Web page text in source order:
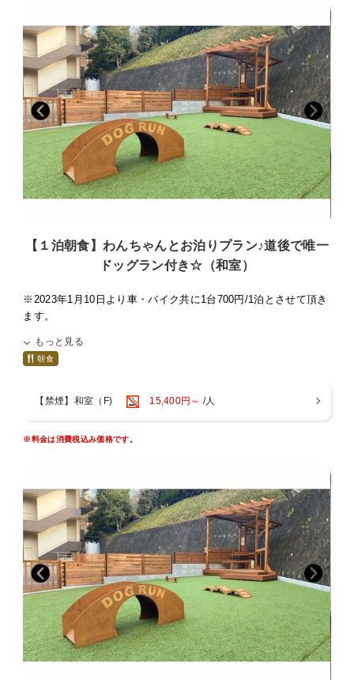
・食器
・足ふきタオル
○わんちゃん用無料貸し出し
・ペットカート４台(ご予約は出来ません。貸し出しは先着順に
なります。)
・オリジナルわんちゃん用浴衣
【ご夕食】ひめ御膳
○18:00〜21:00（最終スタート19:30）
〇レストラン会場で召し上がって頂きます。
〇7:00〜9:00(最終スタート8:30)
〇食堂で召し上がって頂きます。
ートに乗っていただきます。）
一般のお客様もいらっしゃいますのでご配慮をお願い致します。
わんちゃんの無駄吠え、他のお客様への迷惑行為等がございまし
たら、お部屋やお車にてお留守番して頂くようになります。
願い致します。
■わんちゃんについて■
必ず「宿泊同意書」をお読み頂き、記載された滞在条件・注意事項に
同意していただます。
お客様のご自宅に宿泊同意書を送らせていただきますので必要事項を
ご記入の上
①宿泊同意書
②狂犬病予防注射済証のコピー
③ワクチン注射の接種証明書
以上3枚を宿泊日の当日までにホテル宛て(089-931-3301)にFAXして
いただくか郵送をお願い致します。
※宿泊同意書を送らせていただくご住所をお知らせ下さい。
です。
○わんちゃん用アメニティ
・ペットカート４台(ご予約は出来ません。貸し出しは先着順になりま
【ご夕食】ひめ御膳
○18:00〜21:00（最終スタート19：30）
〇レストラン会場で召し上がって頂きます。
【ご朝食】和定食
〇7:00〜9:00(最終スタート8:30)
〇食堂で召し上がって頂きます。
お食事会場にわんちゃんを連れてきていただけます。（ペットカート
に乗っていただきます。）
一般のお客様もいらっしゃいますので、ご配慮をお願い致します。
わんちゃんの無駄吠え、他のお客様への迷惑行為等がございました
【１泊朝食】わんちゃんとお泊りプラン♪道後で唯一
ドッグラン付き☆（和室）
※2023年1月10日より車・バイク共に1台700円/1泊とさせて頂き
ます。
わんちゃんも大事な家族の一員♪
道後で思い出を作りたいけど、いつも家や車の中でお留守番はか
せっかく旅行に行くなら一緒にお部屋で宿泊されたい方にペット
までです。
♪
足洗い場、飲み水場、飼い主様には屋根のついたベンチもありま
す♪
※近隣にホテルもございますので、夜中・朝方のご利用はご配慮
をお願い致します。
※お布団はチェックイン前に敷かせていただいております。
■わんちゃんについて■
必ず、「宿泊同意書」をお読み頂き、記載された滞在条件・注意
事項に同意していただます。
もっと見る
朝食
【禁煙】和室（F) 15,400円～ /人
※料金は消費税込み価格です。